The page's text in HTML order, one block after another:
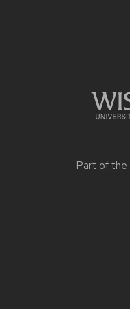
Part of the